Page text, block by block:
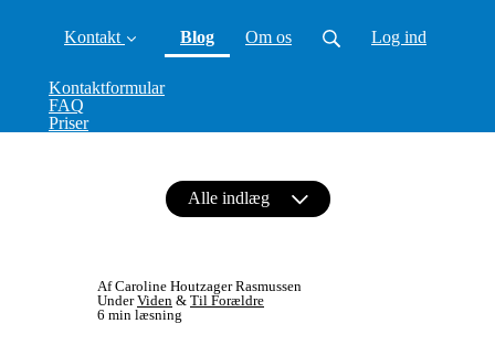
Kontakt
Kontaktformular
FAQ
Priser
Blog(current)
Om os Log ind
Alle indlæg
Af Caroline Houtzager Rasmussen
UnderViden & Til Forældre
6 min læsning